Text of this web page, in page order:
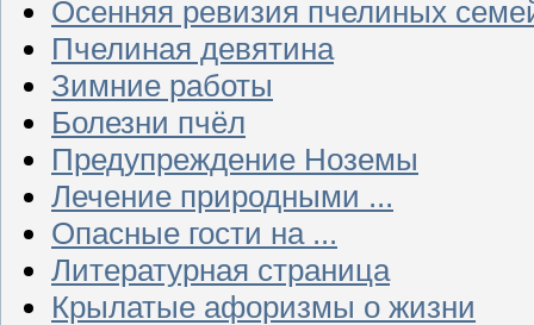
Осенняя ревизия пчелиных
Пчелиная девятина
Зимние работы
Болезни пчёл
Предупреждение Ноземы
Лечение природными ...
Опасные гости на ...
Литературная страница
Крылатые афоризмы о жизни